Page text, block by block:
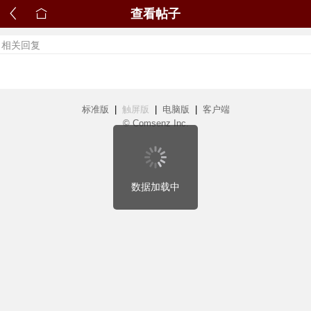
相关回复
标准版 触屏版 电脑版
客户端
© Comsenz Inc.
查看帖子
数据加载中